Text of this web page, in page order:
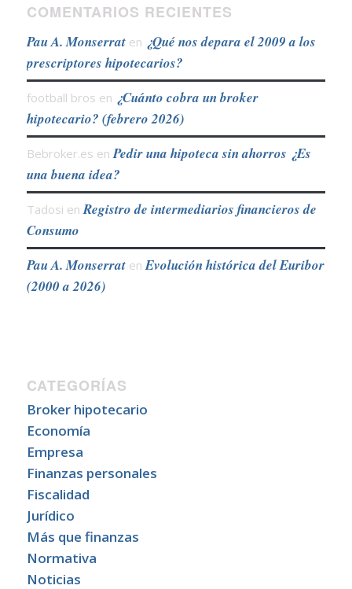
COMENTARIOS RECIENTES
Pau A. Monserraten ¿Qué nos depara el 2009 a los
prescriptores hipotecarios?
football bros en ¿Cuánto cobra un broker
hipotecario? (febrero 2026)
Bebroker.es enPedir una hipoteca sin ahorros ¿Es
una buena idea?
Tadosi enRegistro de intermediarios financieros de
Consumo
Pau A. MonserratenEvolución histórica del Euribor
(2000 a 2026)
CATEGORÍAS
Broker hipotecario
Economía
Empresa
Finanzas personales
Fiscalidad
Jurídico
Más que finanzas
Normativa
Noticias